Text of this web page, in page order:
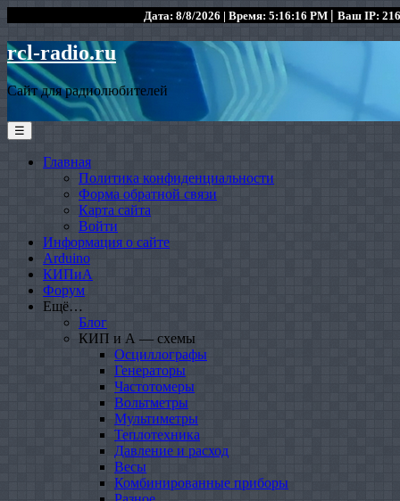
Дата: 8/8/2026 | Время: 5:16:16 PM | Ваш IP:
rcl-radio.ru
Сайт для радиолюбителей
☰
Главная
Политика конфиденциальности
Форма обратной связи
Карта сайта
Войти
Информация о сайте
Arduino
КИПиА
Форум
Ещё…
Блог
КИП и А — схемы
Осциллографы
Генераторы
Частотомеры
Вольтметры
Мультиметры
Теплотехника
Давление и расход
Весы
Комбинированные приборы